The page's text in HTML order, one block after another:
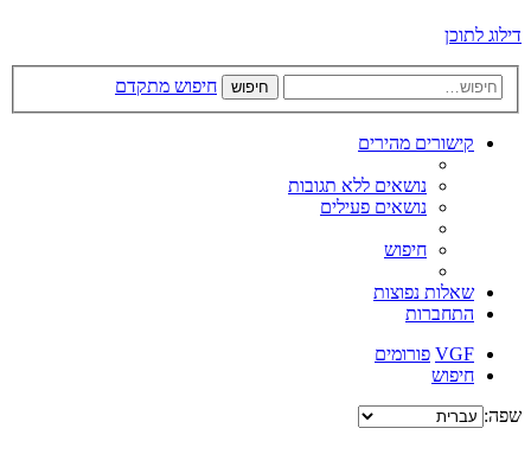
דילוג לתוכן
חיפוש חיפוש מתקדם
קישורים מהירים
נושאים ללא תגובות
נושאים פעילים
חיפוש
שאלות נפוצות
התחברות
VGF פורומים
חיפוש
שפה: